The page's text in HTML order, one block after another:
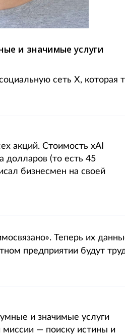
и значимые услуги
сеть X, которая
акций. Стоимость xAI
долларов (то есть 45
бизнесмен на своей
Теперь их
предприятии будут
и значимые услуги
— поиску истины и